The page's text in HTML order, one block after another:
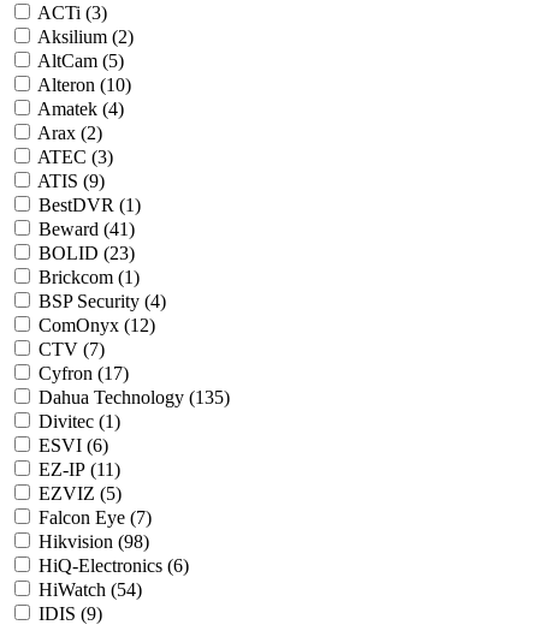
ACTi (3)
Aksilium (2)
AltCam (5)
Alteron (10)
Amatek (4)
Arax (2)
ATEC (3)
ATIS (9)
BestDVR (1)
Beward (41)
BOLID (23)
Brickcom (1)
BSP Security (4)
ComOnyx (12)
CTV (7)
Cyfron (17)
Dahua Technology (135)
Divitec (1)
ESVI (6)
EZ-IP (11)
EZVIZ (5)
Falcon Eye (7)
Hikvision (98)
HiQ-Electronics (6)
HiWatch (54)
IDIS (9)